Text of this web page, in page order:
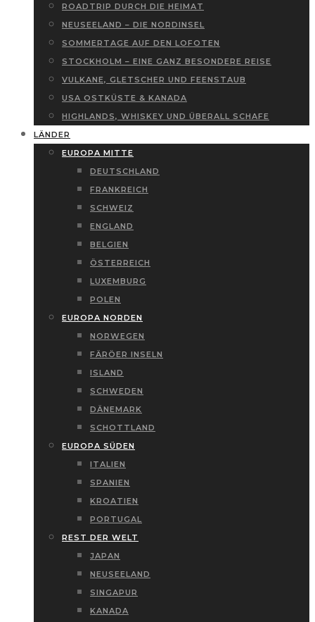
ROADTRIP DURCH DIE HEIMAT
NEUSEELAND – DIE NORDINSEL
SOMMERTAGE AUF DEN LOFOTEN
STOCKHOLM – EINE GANZ BESONDERE REISE
VULKANE, GLETSCHER UND FEENSTAUB
USA OSTKÜSTE & KANADA
HIGHLANDS, WHISKEY UND ÜBERALL SCHAFE
LÄNDER
EUROPA MITTE
DEUTSCHLAND
FRANKREICH
SCHWEIZ
ENGLAND
BELGIEN
ÖSTERREICH
LUXEMBURG
POLEN
EUROPA NORDEN
NORWEGEN
FÄRÖER INSELN
ISLAND
SCHWEDEN
DÄNEMARK
SCHOTTLAND
EUROPA SÜDEN
ITALIEN
SPANIEN
KROATIEN
PORTUGAL
REST DER WELT
JAPAN
NEUSEELAND
SINGAPUR
KANADA